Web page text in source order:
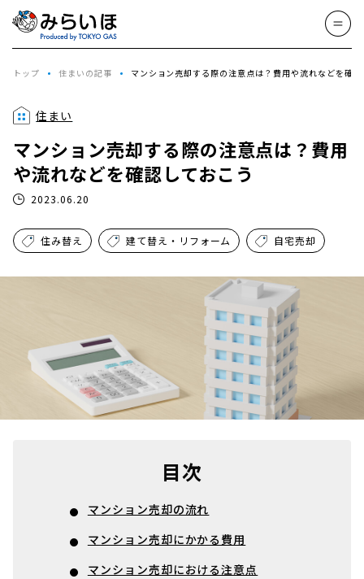
トップ 住まいの記事 マンション売却する際の注意点は？費用や流れなどを確
住まい
マンション売却する際の注意点は？費用
や流れなどを確認しておこう
2023.06.20
住み替え 建て替え・リフォーム 自宅売却
目次
マンション売却の流れ
マンション売却にかかる費用
マンション売却における注意点